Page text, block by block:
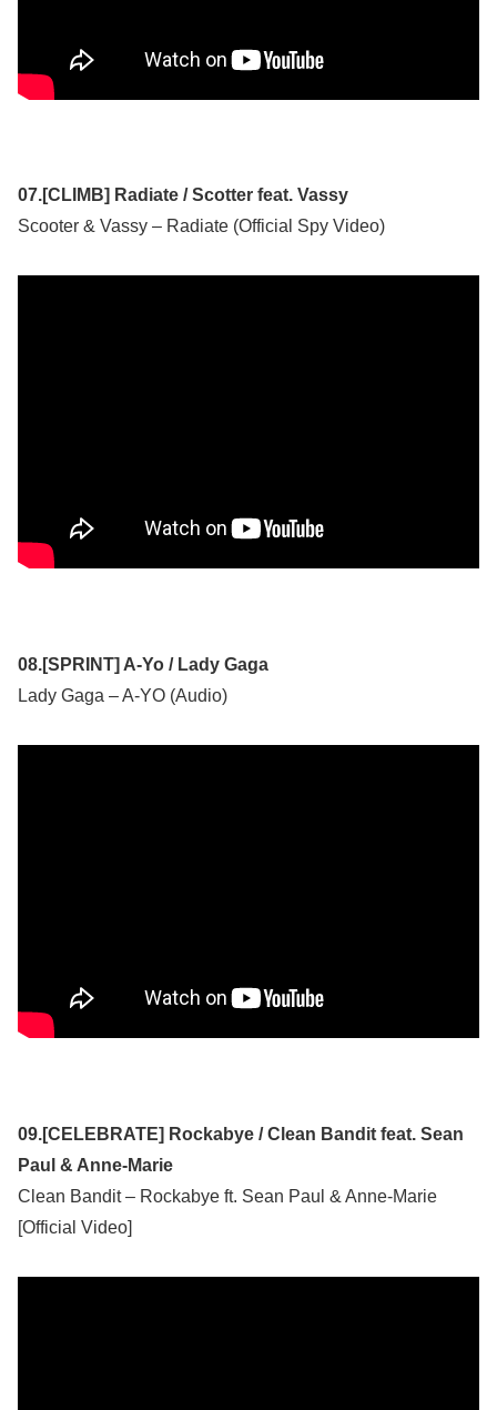
07.[CLIMB] Radiate / Scotter feat. Vassy
Scooter & Vassy – Radiate (Official Spy Video)
08.[SPRINT] A-Yo / Lady Gaga
Lady Gaga – A-YO (Audio)
09.[CELEBRATE] Rockabye / Clean Bandit feat. Sean
Paul & Anne-Marie
Clean Bandit – Rockabye ft. Sean Paul & Anne-Marie
[Official Video]